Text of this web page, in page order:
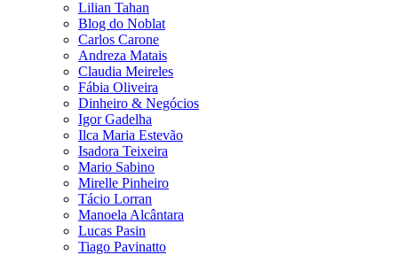
Lilian Tahan
Blog do Noblat
Carlos Carone
Andreza Matais
Claudia Meireles
Fábia Oliveira
Dinheiro & Negócios
Igor Gadelha
Ilca Maria Estevão
Isadora Teixeira
Mario Sabino
Mirelle Pinheiro
Tácio Lorran
Manoela Alcântara
Lucas Pasin
Tiago Pavinatto